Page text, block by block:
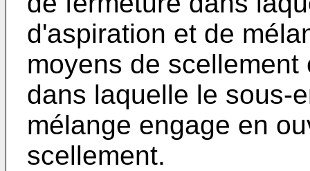
d'aspiration et de
moyens de
dans laquelle le sous-
mélange engage en
scellement.